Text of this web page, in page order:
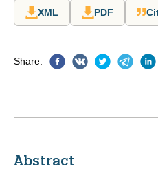
XML PDF
Share:
Abstract